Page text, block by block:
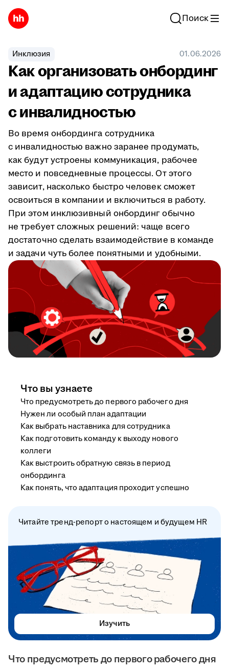
Поиск
Инклюзия 01.06.2026
Как организовать онбординг
и адаптацию сотрудника
с инвалидностью
Во время онбординга сотрудника
с инвалидностью важно заранее продумать,
как будут устроены коммуникация, рабочее
место и повседневные процессы. От этого
зависит, насколько быстро человек сможет
освоиться в компании и включиться в работу.
При этом инклюзивный онбординг обычно
не требует сложных решений: чаще всего
достаточно сделать взаимодействие в команде
и задачи чуть более понятными и удобными.
Что предусмотреть до первого рабочего дня
Что вы узнаете
Что предусмотреть до первого рабочего дня
Нужен ли особый план адаптации
Как выбрать наставника для сотрудника
Как подготовить команду к выходу нового
коллеги
Как выстроить обратную связь в период
онбординга
Как понять, что адаптация проходит успешно
Читайте тренд-репорт о настоящем и будущем HR
Изучить